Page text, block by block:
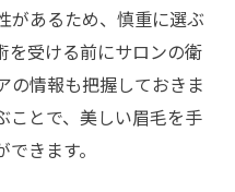
があるため、慎重に選ぶ
を受ける前にサロンの衛
の情報も把握しておきま
ことで、美しい眉毛を手
きます。